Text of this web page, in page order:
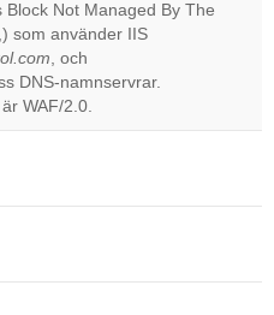
Do you
website?
Block Not Managed By The
som använder IIS
, och
DNS-namnservrar.
WAF/2.0.